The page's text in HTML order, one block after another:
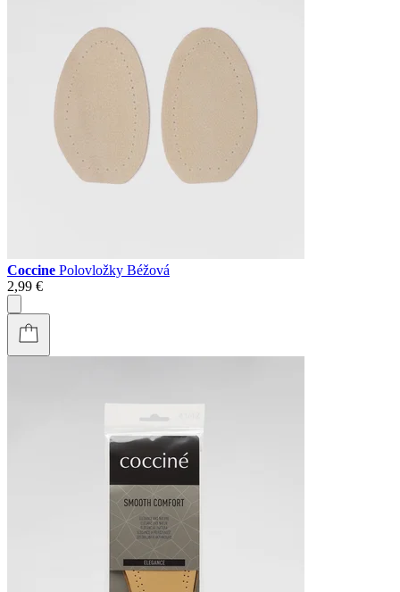
Coccine Polovložky Béžová
2,99 €